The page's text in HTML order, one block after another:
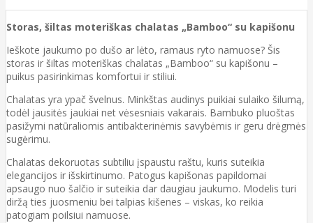
Storas, šiltas moteriškas chalatas „Bamboo“ su kapišonu
Ieškote jaukumo po dušo ar lėto, ramaus ryto namuose? Šis
storas ir šiltas moteriškas chalatas „Bamboo“ su kapišonu –
puikus pasirinkimas komfortui ir stiliui.
Chalatas yra ypač švelnus. Minkštas audinys puikiai sulaiko šilumą,
todėl jausitės jaukiai net vėsesniais vakarais. Bambuko pluoštas
pasižymi natūraliomis antibakterinėmis savybėmis ir geru drėgmės
sugėrimu.
Chalatas dekoruotas subtiliu įspaustu raštu, kuris suteikia
elegancijos ir išskirtinumo. Patogus kapišonas papildomai
apsaugo nuo šalčio ir suteikia dar daugiau jaukumo. Modelis turi
diržą ties juosmeniu bei talpias kišenes – viskas, ko reikia
patogiam poilsiui namuose.